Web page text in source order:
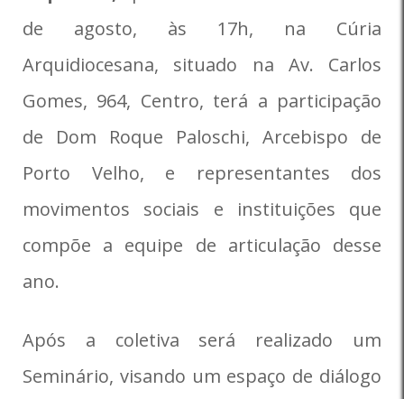
de agosto, às 17h, na Cúria
Arquidiocesana, situado na Av. Carlos
Gomes, 964, Centro, terá a participação
de Dom Roque Paloschi, Arcebispo de
Porto Velho, e representantes dos
movimentos sociais e instituições que
compõe a equipe de articulação desse
ano.
Após a coletiva será realizado um
Seminário, visando um espaço de diálogo